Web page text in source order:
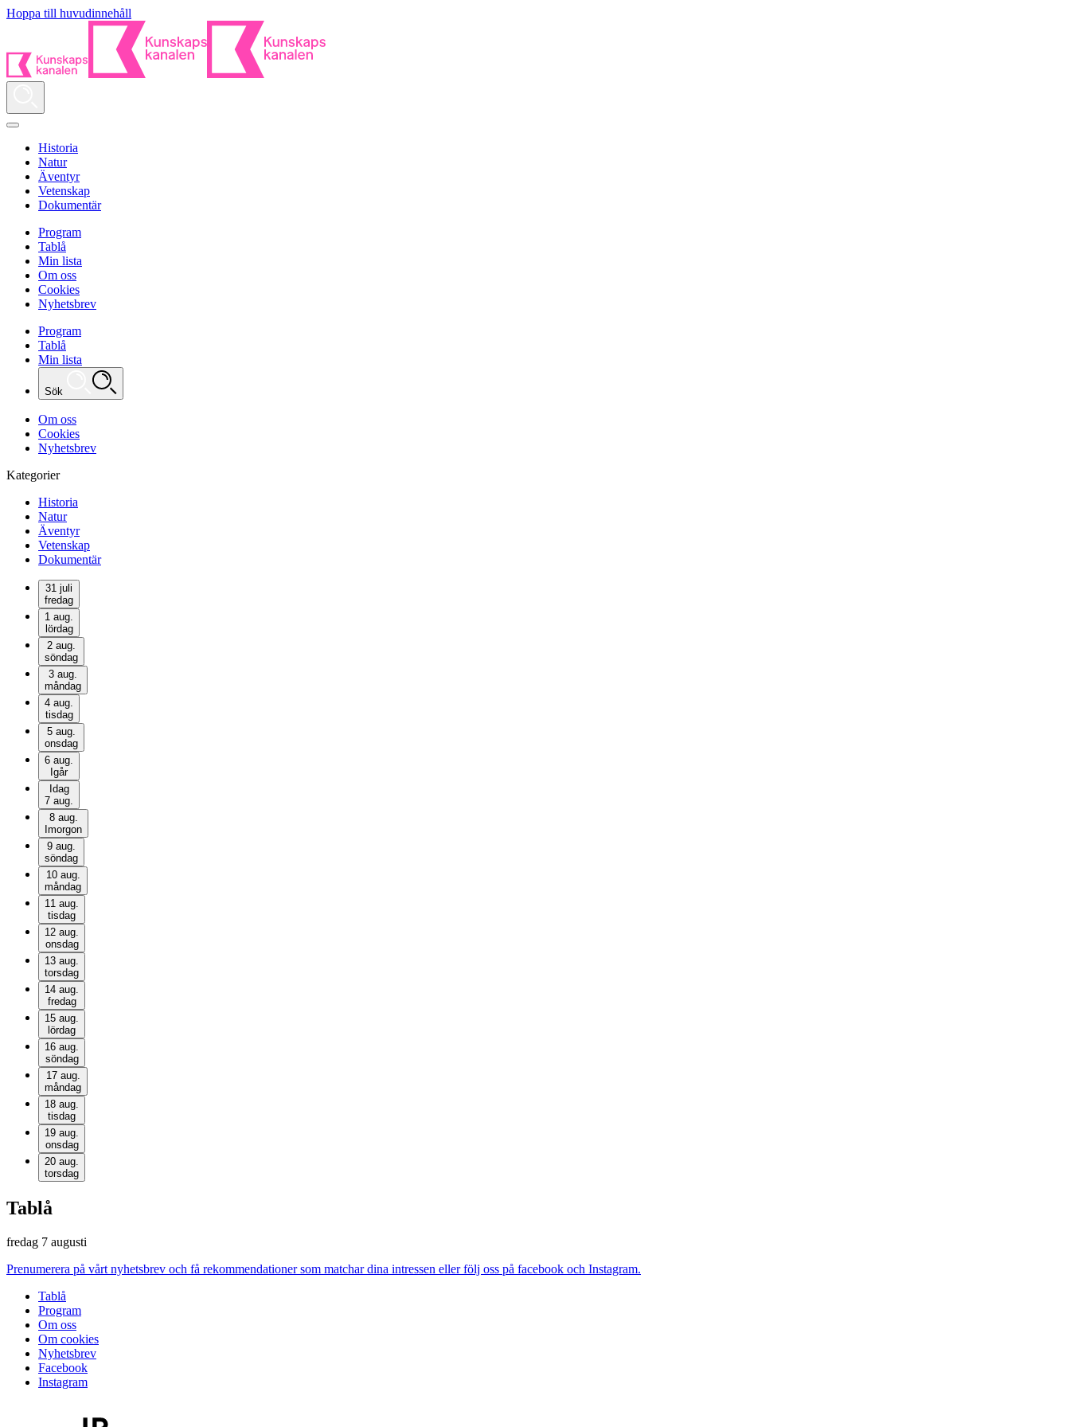
Hoppa till huvudinnehåll
Historia
Natur
Äventyr
Vetenskap
Dokumentär
Program
Tablå
Min lista
Om oss
Cookies
Nyhetsbrev
Program
Tablå
Min lista
Sök
Om oss
Cookies
Nyhetsbrev
Kategorier
Historia
Natur
Äventyr
Vetenskap
Dokumentär
31 juli
fredag
1 aug.
lördag
2 aug.
söndag
3 aug.
måndag
4 aug.
tisdag
5 aug.
onsdag
6 aug.
Igår
Idag
7 aug.
8 aug.
Imorgon
9 aug.
söndag
10 aug.
måndag
11 aug.
tisdag
12 aug.
onsdag
13 aug.
torsdag
14 aug.
fredag
15 aug.
lördag
16 aug.
söndag
17 aug.
måndag
18 aug.
tisdag
19 aug.
onsdag
20 aug.
torsdag
Tablå
fredag 7 augusti
Prenumerera på vårt nyhetsbrev och få rekommendationer som matchar dina intressen eller följ oss på facebook och Instagram.
Tablå
Program
Om oss
Om cookies
Nyhetsbrev
Facebook
Instagram